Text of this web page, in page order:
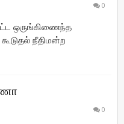
0
ஒருங்கிணைந்த
நீதிமன்ற
0